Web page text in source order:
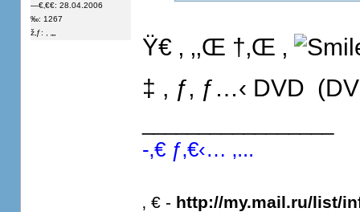
—€‚€€: 28.04.2006
‰: 1267
ž‚ƒ: , „„
Ÿ€ ‚ ‚‚Œ †‚Œ ‚
‡ , ƒ‚ ƒ…‹ DVD 
-‚€ ƒ‚€‹… ‚...
‚ € - http://my.mail.ru/list/